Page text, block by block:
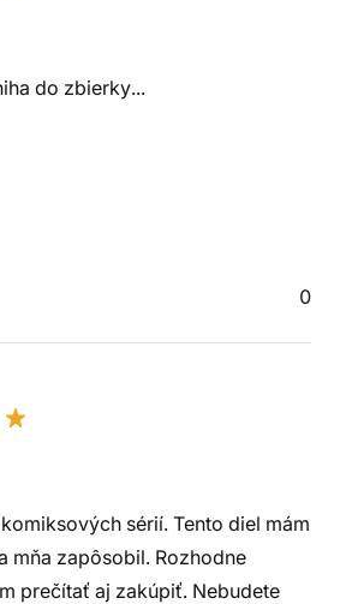
do zbierky...
0
sérií. Tento diel mám
mňa zapôsobil. Rozhodne
prečítať aj zakúpiť. Nebudete